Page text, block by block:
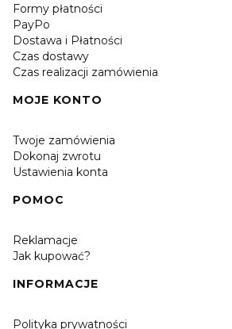
Formy płatności
PayPo
Dostawa i Płatności
Czas dostawy
Czas realizacji zamówienia
MOJE KONTO
Twoje zamówienia
Dokonaj zwrotu
Ustawienia konta
POMOC
Reklamacje
Jak kupować?
INFORMACJE
Polityka prywatności